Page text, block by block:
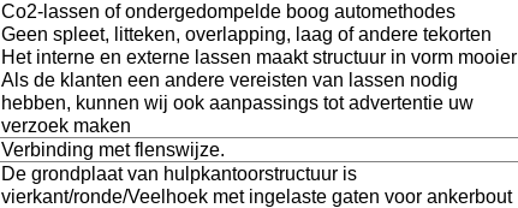
Co2-lassen of ondergedompelde boog automethodes
Geen spleet, litteken, overlapping, laag of andere tekorten
Het interne en externe lassen maakt structuur in vorm mooier
Als de klanten een andere vereisten van lassen nodig
hebben, kunnen wij ook aanpassings tot advertentie uw
verzoek maken
Verbinding met flenswijze.
De grondplaat van hulpkantoorstructuur is
vierkant/ronde/Veelhoek met ingelaste gaten voor ankerbout